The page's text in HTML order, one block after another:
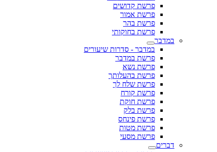
פרשת קדושים
פרשת אמור
פרשת בהר
פרשת בחוקותי
במדבר
במדבר - סדרות שיעורים
פרשת במדבר
פרשת נשא
פרשת בהעלותך
פרשת שלח לך
פרשת קורח
פרשת חוקת
פרשת בלק
פרשת פינחס
פרשת מטות
פרשת מסעי
דברים